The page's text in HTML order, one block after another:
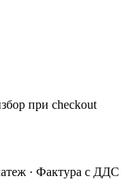
при checkout
· Фактура с ДДС